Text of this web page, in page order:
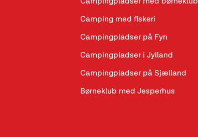
Camping med fiskeri
Campingpladser på Fyn
Campingpladser i Jylland
Campingpladser på Sjælland
Børneklub med Jesperhus